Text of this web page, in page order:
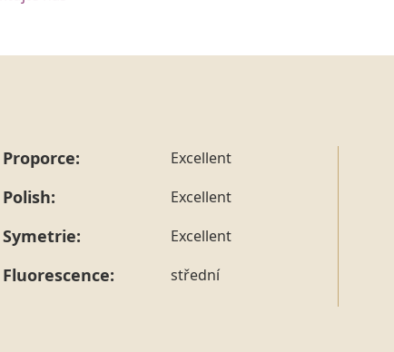
Proporce: Excellent
Polish: Excellent
Symetrie: Excellent
Fluorescence: střední